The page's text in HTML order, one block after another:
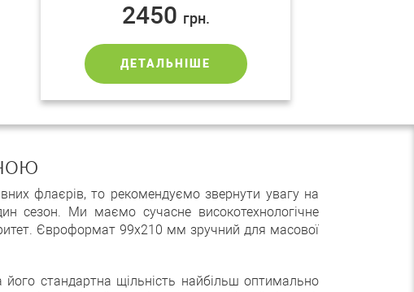
2450 грн.
ДЕТАЛЬНІШЕ
флаєрів, то рекомендуємо звернути увагу на
сезон. Ми маємо сучасне високотехнологічне
Євроформат 99х210 мм зручний для масової
стандартна щільність найбільш оптимально